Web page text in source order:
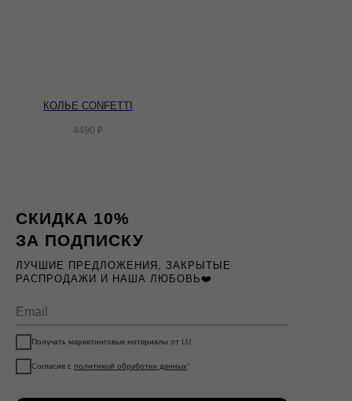
КОЛЬЕ CONFETTI
4490 ₽
СКИДКА 10%
ЗА ПОДПИСКУ
Получать маркетинговые материалы от LU
Согласие с политикой обработки данных*
ЛУЧШИЕ ПРЕДЛОЖЕНИЯ, ЗАКРЫТЫЕ
РАСПРОДАЖИ И НАША ЛЮБОВЬ❤️